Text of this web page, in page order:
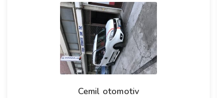
Cemil otomotiv